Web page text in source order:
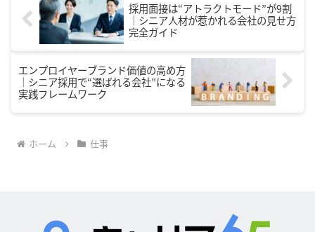
採用面接は“アトラクトモード”が9割
｜シニア人材が惹かれる会社の見せ方
完全ガイド
エンプロイヤーブランド価値の高め方
｜シニア採用で“選ばれる会社”になる
実践フレームワーク
ホーム 仕事